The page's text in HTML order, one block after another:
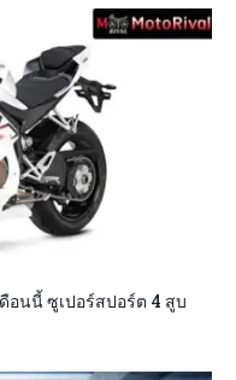
อนนี้ ซูเปอร์สปอร์ต 4 สูบ